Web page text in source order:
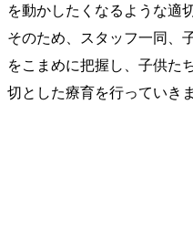
を動かしたくなるような適
そのため、スタッフ一同、
をこまめに把握し、子供た
切とした療育を行っていきま